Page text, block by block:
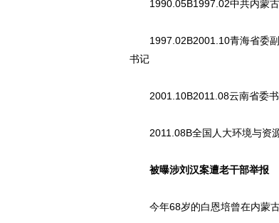
1990.05B1997.02中共内蒙古
1997.02B2001.10青海省委副
书记
2001.10B2011.08云南省委书
2011.08B全国人大环境与资
被曝涉刘汉案遭老干部举报
今年68岁的白恩培曾在内蒙古